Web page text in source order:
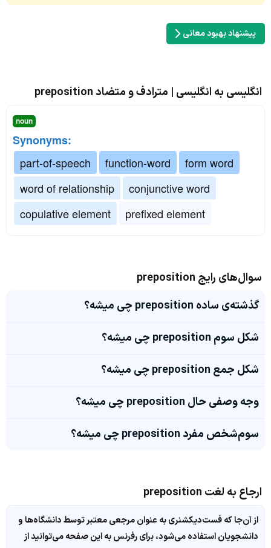
پیشنهاد بهبود معانی
انگلیسی به انگلیسی | مترادف و متضاد preposition
noun
Synonyms:
part-of-speech
function-word
form word
word of relationship
conjunctive word
copulative element
prefixed element
سوال‌های رایج preposition
گذشته‌ی ساده preposition چی میشه؟
شکل سوم preposition چی میشه؟
شکل جمع preposition چی میشه؟
وجه وصفی حال preposition چی میشه؟
سوم‌شخص مفرد preposition چی میشه؟
ارجاع به لغت preposition
از آن‌جا که فست‌دیکشنری به عنوان مرجعی معتبر توسط دانشگاه‌ها و
دانشجویان استفاده می‌شود، برای رفرنس به این صفحه می‌توانید از